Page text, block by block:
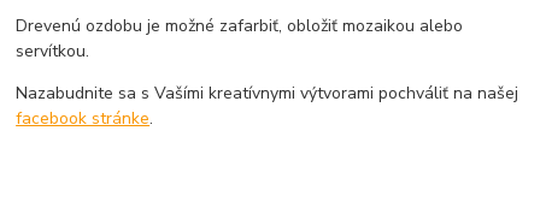
Drevenú ozdobu je možné zafarbiť, obložiť mozaikou alebo
servítkou.
Nazabudnite sa s Vašími kreatívnymi výtvorami pochváliť na našej
facebook stránke.